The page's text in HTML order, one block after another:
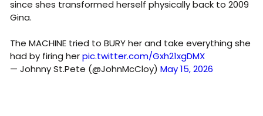
since shes transformed herself physically back to 2009
Gina.
The MACHINE tried to BURY her and take everything she
had by firing herpic.twitter.com/Gxh21xgDMX
— Johnny St.Pete (@JohnMcCloy) May 15, 2026